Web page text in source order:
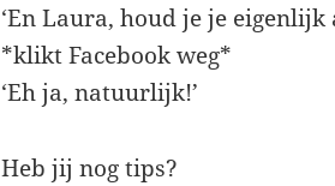
‘En Laura, houd je je eigenlijk
*klikt Facebook weg*
‘Eh ja, natuurlijk!’
Heb jij nog tips?